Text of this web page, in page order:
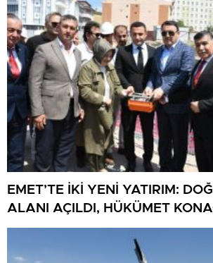
EMET’TE İKİ YENİ YATIRIM:
ALANI AÇILDI, HÜKÜMET
ATILDI